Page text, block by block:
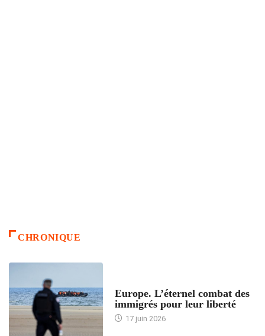
CHRONIQUE
Europe. L’éternel combat des
immigrés pour leur liberté
17 juin 2026